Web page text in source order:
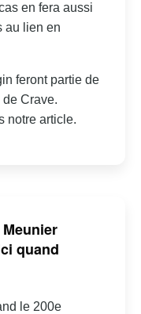
en fera aussi
au lien en
feront partie de
Crave.
notre article.
quand
le 200e